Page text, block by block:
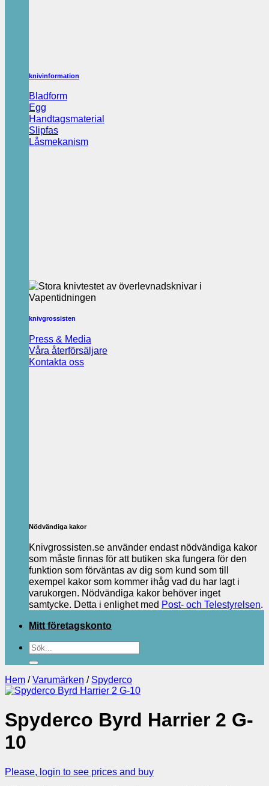
knivinformation
Bladform
Egg
Handtagsmaterial
Slipfas
Låsmekanism
knivgrossisten
Press & Media
Våra återförsäljare
Kontakta oss
Nödvändiga kakor
Knivgrossisten.se använder endast nödvändiga kakor
som måste finnas för att butiken ska fungera för den
funktion som förväntas av dig som kund som till
exempel kakor som kommer ihåg vad du har lagt i
varukorgen. Nödvändiga kakor behöver inget
samtycke. Detta i enlighet med Post- och Telestyrelsen.
Mitt företagskonto
Sök
efter:
Hem / Varumärken / Spyderco
Spyderco Byrd Harrier 2 G-
10
Please, login to see prices and buy